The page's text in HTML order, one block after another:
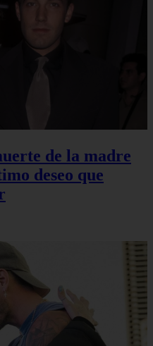
de la madre
deseo que